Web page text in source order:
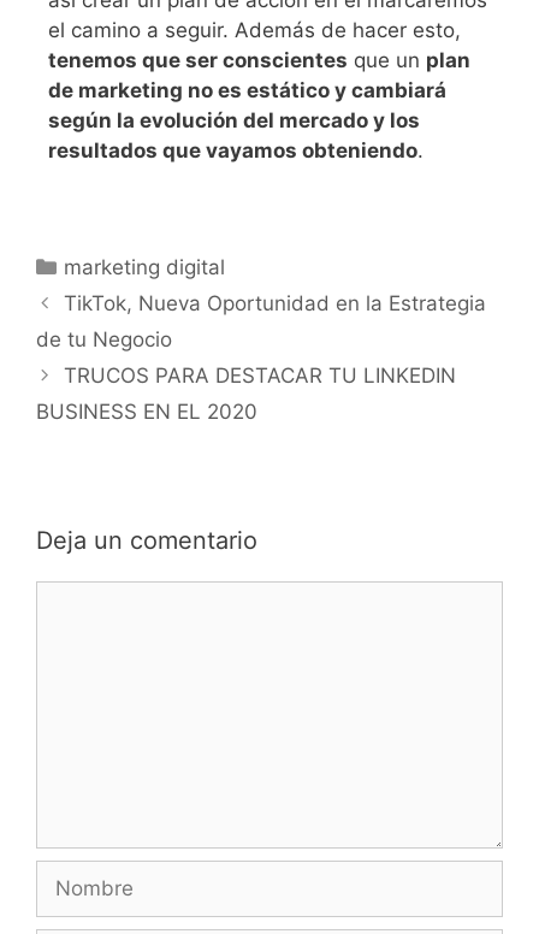
el camino a seguir. Además de hacer esto,
tenemos que ser conscientes que un plan
de marketing no es estático y cambiará
según la evolución del mercado y los
resultados que vayamos obteniendo.
marketing digital
TikTok, Nueva Oportunidad en la Estrategia
de tu Negocio
TRUCOS PARA DESTACAR TU LINKEDIN
BUSINESS EN EL 2020
Deja un comentario